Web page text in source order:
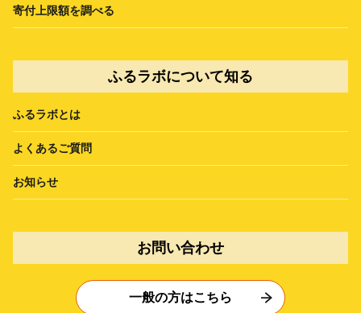
寄付上限額を調べる
ふるラボについて知る
ふるラボとは
よくあるご質問
お知らせ
お問い合わせ
一般の方はこちら